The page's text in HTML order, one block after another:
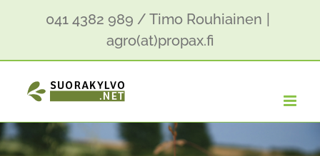
content
041 4382 989 / Timo Rouhiainen
agro(at)propax.fi